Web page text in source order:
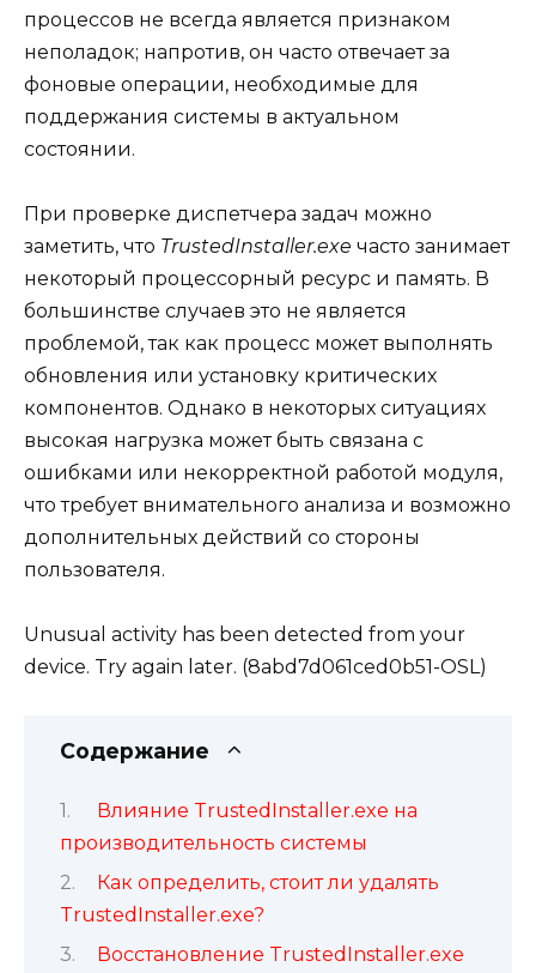
процессов не всегда является признаком
неполадок; напротив, он часто отвечает за
фоновые операции, необходимые для
поддержания системы в актуальном
состоянии.
При проверке диспетчера задач можно
заметить, что TrustedInstaller.exe часто занимает
некоторый процессорный ресурс и память. В
большинстве случаев это не является
проблемой, так как процесс может выполнять
обновления или установку критических
компонентов. Однако в некоторых ситуациях
высокая нагрузка может быть связана с
ошибками или некорректной работой модуля,
что требует внимательного анализа и возможно
дополнительных действий со стороны
пользователя.
Unusual activity has been detected from your
device. Try again later. (8abd7d061ced0b51-OSL)
Содержание
Влияние TrustedInstaller.exe на
производительность системы
Как определить, стоит ли удалять
TrustedInstaller.exe?
Восстановление TrustedInstaller.exe